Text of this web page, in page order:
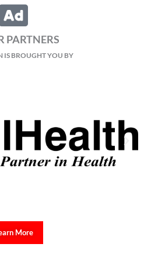
PARTNERS
IS BROUGHT YOU BY
More